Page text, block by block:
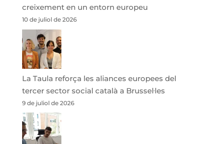
creixement en un entorn europeu
10 de juliol de 2026
La Taula reforça les aliances europees del
tercer sector social català a Brussel·les
9 de juliol de 2026